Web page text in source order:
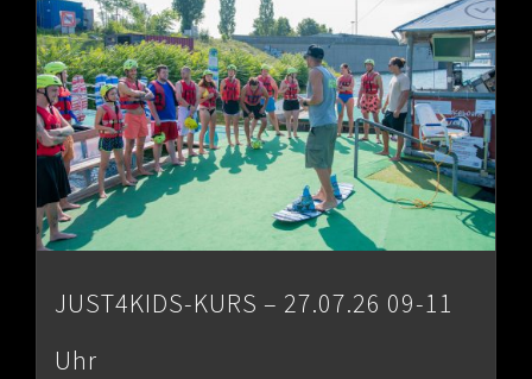
JUST4KIDS-KURS – 27.07.26 09-11
Uhr